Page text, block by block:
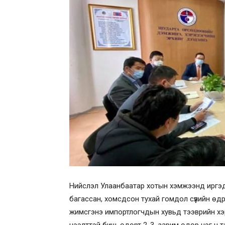
Нийслэл Улаанбаатар хотын хэмжээнд
багассан, хомсдсон тухай гомдол сүүлийн
жимсгэнэ импортлогчдын хувьд тээврийн